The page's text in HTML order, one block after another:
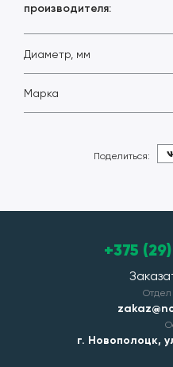
производителя:
Диаметр, мм
Марка
Поделиться:
+375
г. Новополоцк,